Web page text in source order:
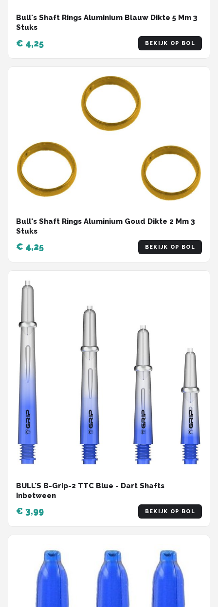
Bull's Shaft Rings Aluminium Blauw Dikte 5 Mm 3
Stuks
€ 4,25 BEKIJK OP BOL
Bull's Shaft Rings Aluminium Goud Dikte 2 Mm 3
Stuks
€ 4,25 BEKIJK OP BOL
BULL'S B-Grip-2 TTC Blue - Dart Shafts
Inbetween
€ 3,99 BEKIJK OP BOL